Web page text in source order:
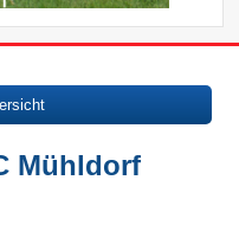
Mühldorf